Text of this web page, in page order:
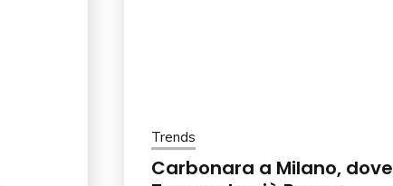
Trends
Carbonara a Milano, dove